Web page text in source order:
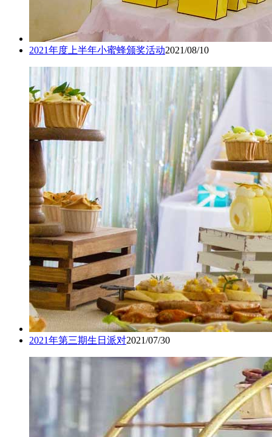
2021年度上半年小蜜蜂颁奖活动2021/08/10
2021年第三期生日派对2021/07/30